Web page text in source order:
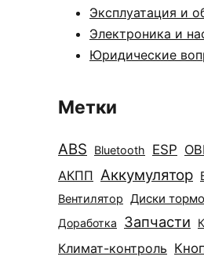
Эксплуатация и
Электроника и
Юридические
Метки
ABS Bluetooth ESP
АКПП Аккумулятор
Вентилятор Диски
Доработка Запчасти
Климат-контроль